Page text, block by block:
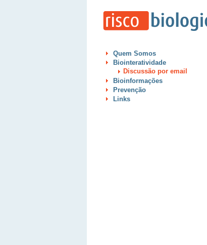
Quem Somos
Biointeratividade
Discussão por email
Bioinformações
Prevenção
Links